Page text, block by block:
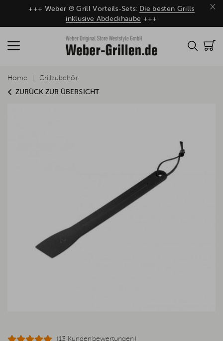
×
+++ Weber ® Grill Vorteils-Sets: Die besten Grills
inklusive Abdeckhaube +++
ZURÜCK ZUR ÜBERSICHT
Home Grillzubehör
(13 Kundenbewertungen)